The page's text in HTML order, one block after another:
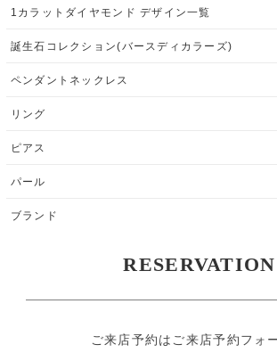
1カラットダイヤモンド デザイン一覧
誕生石コレクション(バースディカラーズ)
ペンダントネックレス
リング
ピアス
パール
ブランド
RESERVATION
ご来店予約はご来店予約フォ